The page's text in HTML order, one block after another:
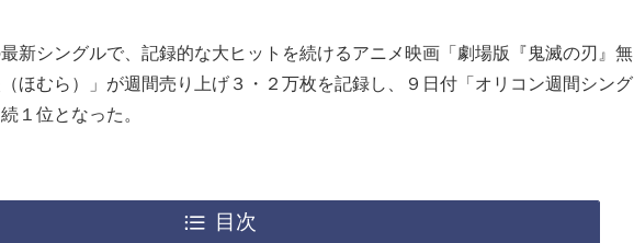
新シングルで、記録的な大ヒットを続けるアニメ映画「劇場版『鬼滅の刃』無
ほむら）」が週間売り上げ３・２万枚を記録し、９日付「オリコン週間シング
１位となった。
目次